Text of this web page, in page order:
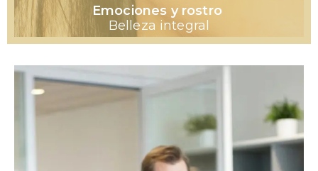
Emociones y rostro
Belleza integral